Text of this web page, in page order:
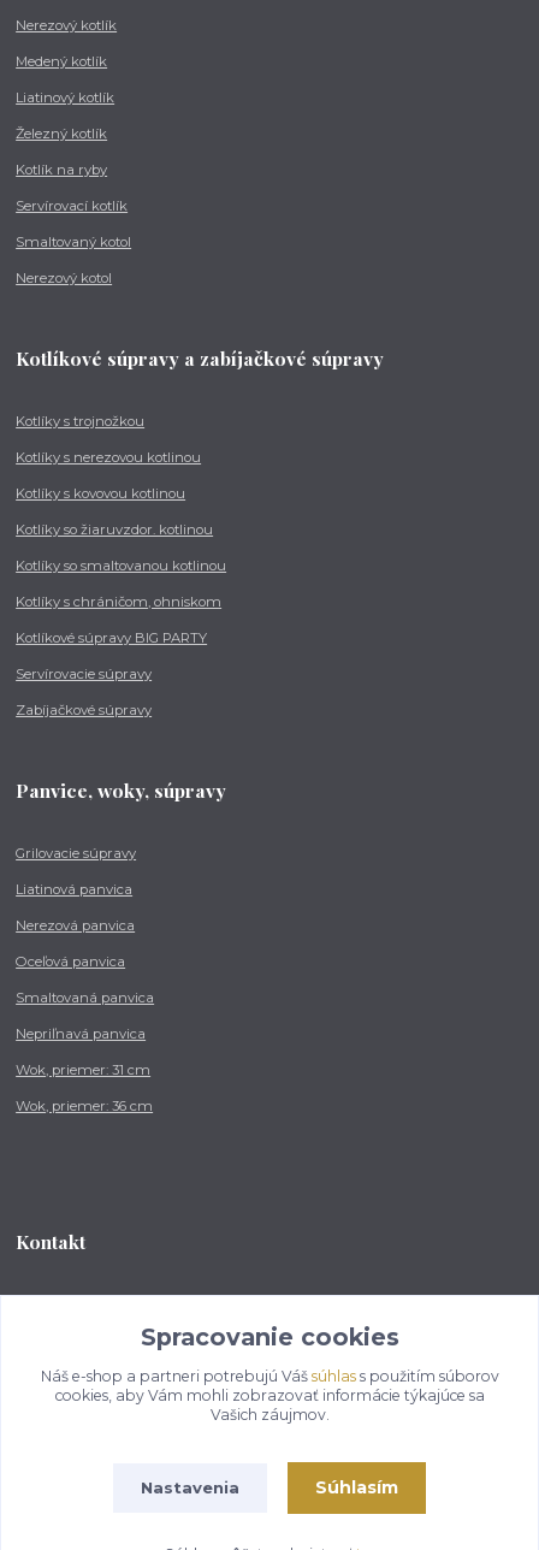
Nerezový kotlík
Medený kotlík
Liatinový kotlík
Železný kotlík
Kotlík na ryby
Servírovací kotlík
Smaltovaný kotol
Nerezový kotol
Kotlíkové súpravy a zabíjačkové súpravy
Kotlíky s trojnožkou
Kotlíky s nerezovou kotlinou
Kotlíky s kovovou kotlinou
Kotlíky so žiaruvzdor. kotlinou
Kotlíky so smaltovanou kotlinou
Kotlíky s chráničom, ohniskom
Kotlíkové súpravy BIG PARTY
Servírovacie súpravy
Zabíjačkové súpravy
Panvice, woky, súpravy
Grilovacie súpravy
Liatinová panvica
Nerezová panvica
Oceľová panvica
Smaltovaná panvica
Nepriľnavá panvica
Wok, priemer: 31 cm
Wok, priemer: 36 cm
Kontakt
od 8:00 - do 16:00 hod
info@kotlikovesupravy.sk
Spracovanie cookies
Náš e-shop a partneri potrebujú Váš súhlass použitím súborov
cookies, aby Vám mohli zobrazovať informácie týkajúce sa
Vašich záujmov.
Nastavenia Súhlasím